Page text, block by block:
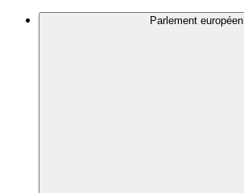
Parlement européen